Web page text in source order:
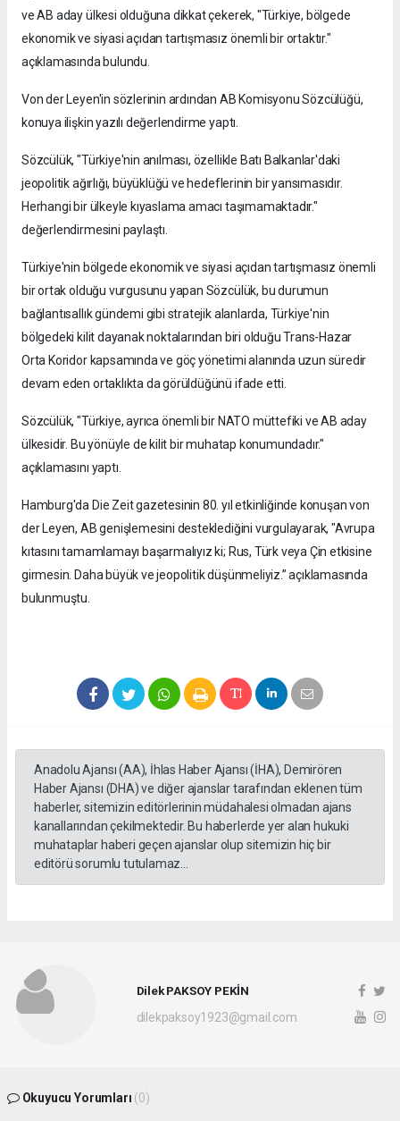
ve AB aday ülkesi olduğuna dikkat çekerek, "Türkiye, bölgede
ekonomik ve siyasi açıdan tartışmasız önemli bir ortaktır."
açıklamasında bulundu.
Von der Leyen'in sözlerinin ardından AB Komisyonu Sözcülüğü,
konuya ilişkin yazılı değerlendirme yaptı.
Sözcülük, "Türkiye'nin anılması, özellikle Batı Balkanlar'daki
jeopolitik ağırlığı, büyüklüğü ve hedeflerinin bir yansımasıdır.
Herhangi bir ülkeyle kıyaslama amacı taşımamaktadır."
değerlendirmesini paylaştı.
Türkiye'nin bölgede ekonomik ve siyasi açıdan tartışmasız önemli
bir ortak olduğu vurgusunu yapan Sözcülük, bu durumun
bağlantısallık gündemi gibi stratejik alanlarda, Türkiye'nin
bölgedeki kilit dayanak noktalarından biri olduğu Trans-Hazar
Orta Koridor kapsamında ve göç yönetimi alanında uzun süredir
devam eden ortaklıkta da görüldüğünü ifade etti.
Sözcülük, "Türkiye, ayrıca önemli bir NATO müttefiki ve AB aday
ülkesidir. Bu yönüyle de kilit bir muhatap konumundadır."
açıklamasını yaptı.
Hamburg'da Die Zeit gazetesinin 80. yıl etkinliğinde konuşan von
der Leyen, AB genişlemesini desteklediğini vurgulayarak, "Avrupa
kıtasını tamamlamayı başarmalıyız ki; Rus, Türk veya Çin etkisine
girmesin. Daha büyük ve jeopolitik düşünmeliyiz.” açıklamasında
bulunmuştu.
Anadolu Ajansı (AA), İhlas Haber Ajansı (İHA), Demirören
Haber Ajansı (DHA) ve diğer ajanslar tarafından eklenen tüm
haberler, sitemizin editörlerinin müdahalesi olmadan ajans
kanallarından çekilmektedir. Bu haberlerde yer alan hukuki
muhataplar haberi geçen ajanslar olup sitemizin hiç bir
editörü sorumlu tutulamaz...
Dilek PAKSOY PEKİN
dilekpaksoy1923@gmail.com
Okuyucu Yorumları (0)